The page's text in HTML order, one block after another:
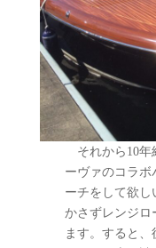
それから10年
ーヴァのコラ
ーチをして欲し
かさずレンジロ
ます。すると、